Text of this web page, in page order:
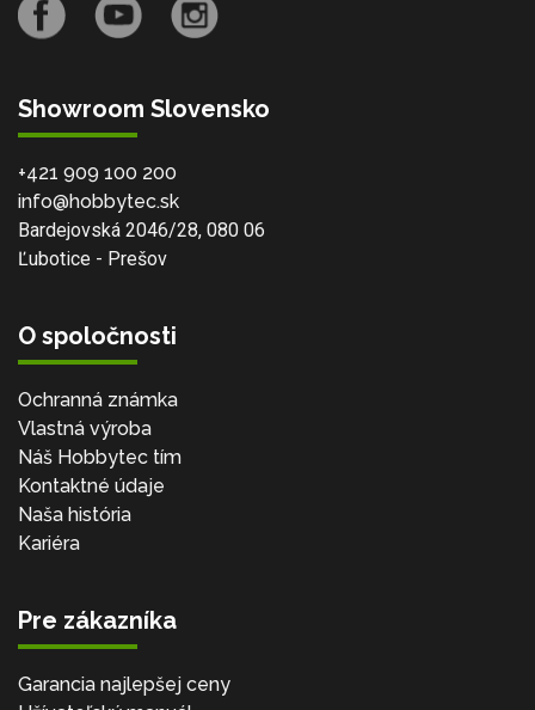
Showroom Slovensko
+421 909 100 200
info@hobbytec.sk
Bardejovská 2046/28, 080 06
Ľubotice - Prešov
O spoločnosti
Ochranná známka
Vlastná výroba
Náš Hobbytec tím
Kontaktné údaje
Naša história
Kariéra
Pre zákazníka
Garancia najlepšej ceny